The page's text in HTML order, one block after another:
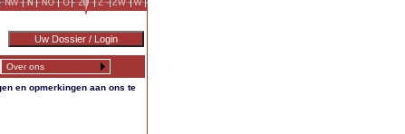
Over ons
en opmerkingen aan ons te